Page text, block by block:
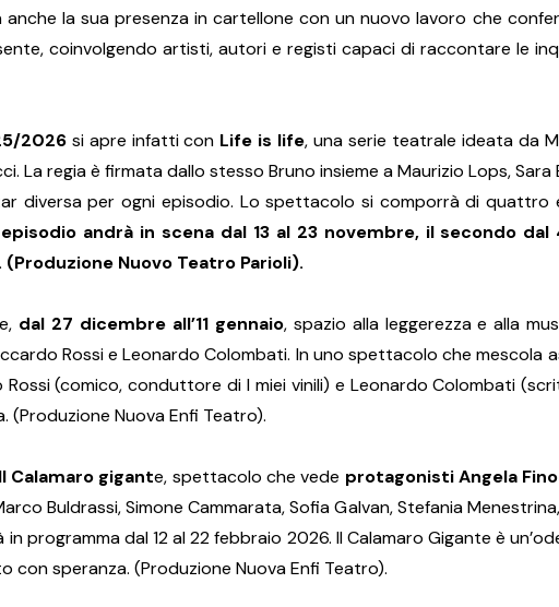
anche la sua presenza in cartellone con un nuovo lavoro che
coinvolgendo artisti, autori e registi capaci di raccontare le
2026si apre infatti con Life is life, una serie teatrale ideata da
La regia è firmata dallo stesso Bruno insieme a Maurizio Lops,
diversa per ogni episodio. Lo spettacolo si comporrà di
andrà in scena dal 13 al 23 novembre, il secondo
Nuovo Teatro Parioli).
dal 27 dicembre all’11 gennaio, spazio alla leggerezza e alla
Rossi e Leonardo Colombati. In uno spettacolo che mescola
(comico, conduttore di I miei vinili) e Leonardo Colombati
(Produzione Nuova Enfi Teatro).
Il Calamaro gigante, spettacolo che vede protagonisti Angela
Buldrassi, Simone Cammarata, Sofia Galvan, Stefania
programma dal 12 al 22 febbraio 2026. Il Calamaro Gigante è
con speranza. (Produzione Nuova Enfi Teatro).